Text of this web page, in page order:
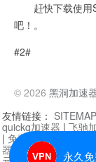
赶快下载使用
吧！。
#2#
© 2026 黑洞加速
永久
友情链接： SITEMAP
quickq加速器 | 飞驰
| 免费vqn加速外网
器| 快柠檬加速器 |